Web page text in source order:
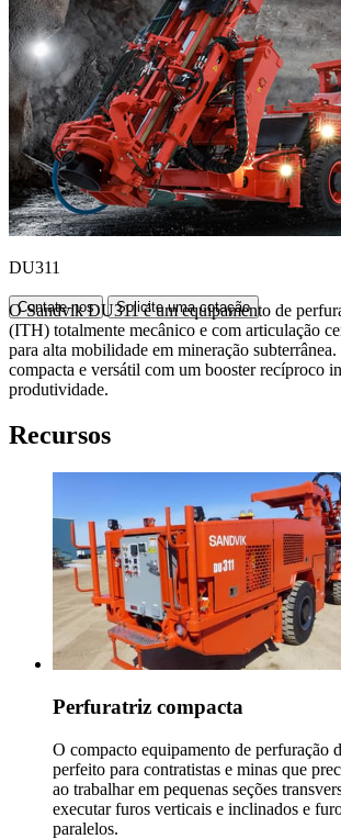
DU311
Contate-nos Solicite uma cotação
O Sandvik DU311 é um equipamento de
(ITH) totalmente mecânico e com articulação
para alta mobilidade em mineração
compacta e versátil com um booster recíproco
produtividade.
Recursos
Perfuratriz compacta
O compacto equipamento de perfuração
perfeito para contratistas e minas que
ao trabalhar em pequenas seções
executar furos verticais e inclinados e
paralelos.